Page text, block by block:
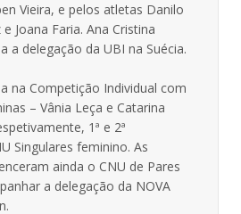
Vieira, e pelos atletas Danilo
Joana Faria. Ana Cristina
a delegação da UBI na Suécia.
na Competição Individual com
– Vânia Leça e Catarina
1ª e 2ª
Singulares feminino. As
ainda o CNU de Pares
a delegação da NOVA